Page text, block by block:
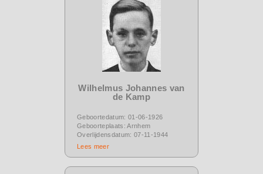
Wilhelmus Johannes van
de Kamp
Geboortedatum: 01-06-1926
Geboorteplaats: Arnhem
Overlijdensdatum: 07-11-1944
Lees meer